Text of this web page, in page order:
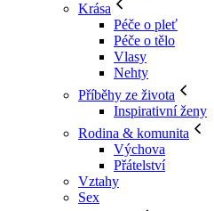
Krása
Péče o pleť
Péče o tělo
Vlasy
Nehty
Příběhy ze života
Inspirativní ženy
Rodina & komunita
Výchova
Přátelství
Vztahy
Sex